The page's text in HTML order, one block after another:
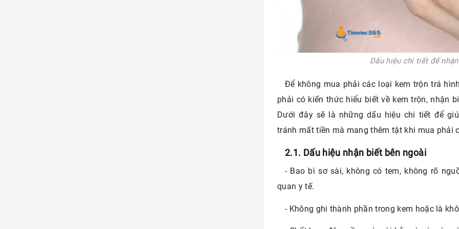
Dấu hiệu chi tiết để
Để không mua phải các loại kem trộn trá
phải có kiến thức hiểu biết về kem trộn, nhận
Dưới đây sẽ là những dấu hiệu chi tiết để
tránh mất tiền mà mang thêm tật khi mua phải
2.1. Dấu hiệu nhận biết bên ngoài
- Bao bì sơ sài, không có tem, không rõ
quan y tế.
- Không ghi thành phần trong kem hoặc là